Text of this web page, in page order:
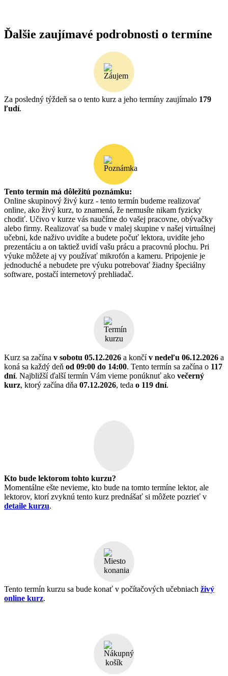
Ďalšie zaujímavé podrobnosti o termíne
Za posledný týždeň sa o tento kurz a jeho termíny zaujímalo 179
ľudí.
Tento termín má dôležitú poznámku:
Online skupinový živý kurz - tento termín budeme realizovať
online, ako živý kurz, to znamená, že nemusíte nikam fyzicky
chodiť. Učivo v kurze vás naučíme do vašej pracovne, obývačky
alebo firmy. Realizovať sa bude v malej skupine v našej virtuálnej
učebni, kde naživo uvidíte a budete počuť lektora, uvidíte jeho
prezentáciu a on taktiež uvidí vašu prácu a pracovnú plochu. Pri
výuke môžete aj vy používať mikrofón a kameru. Pripojenie je
jednoduché a nebudete pre výuku potrebovať žiadny špeciálny
software, postačí internetový prehliadač.
Kurz sa začína v sobotu 05.12.2026 a končív nedeľu 06.12.2026 a
koná sa každý deň od 09:00 do 14:00. Tento termín sa začína o 117
dní. Najbližší ďalší termín Vám vieme ponúknuť ako večerný
kurz, ktorý začína dňa 07.12.2026, teda o 119 dní.
Kto bude lektorom tohto kurzu?
Momentálne ešte nevieme, kto bude na tomto termíne lektor, ale
lektorov, ktorí zvyknú tento kurz prednášať si môžete pozrieť v
detaile kurzu.
Tento termín kurzu sa bude konať v počítačových učebniach živý
online kurz.